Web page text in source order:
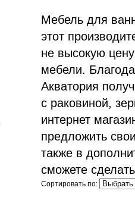
Мебель для
этот
не высокую
мебели.
Акватория
с раковиной,
интернет
предложить
также в
сможете
Сортировать по: